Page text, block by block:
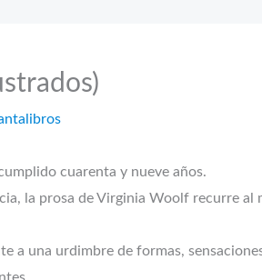
cuarenta y nueve años.
la prosa de Virginia Woolf recurre
a una urdimbre de formas,